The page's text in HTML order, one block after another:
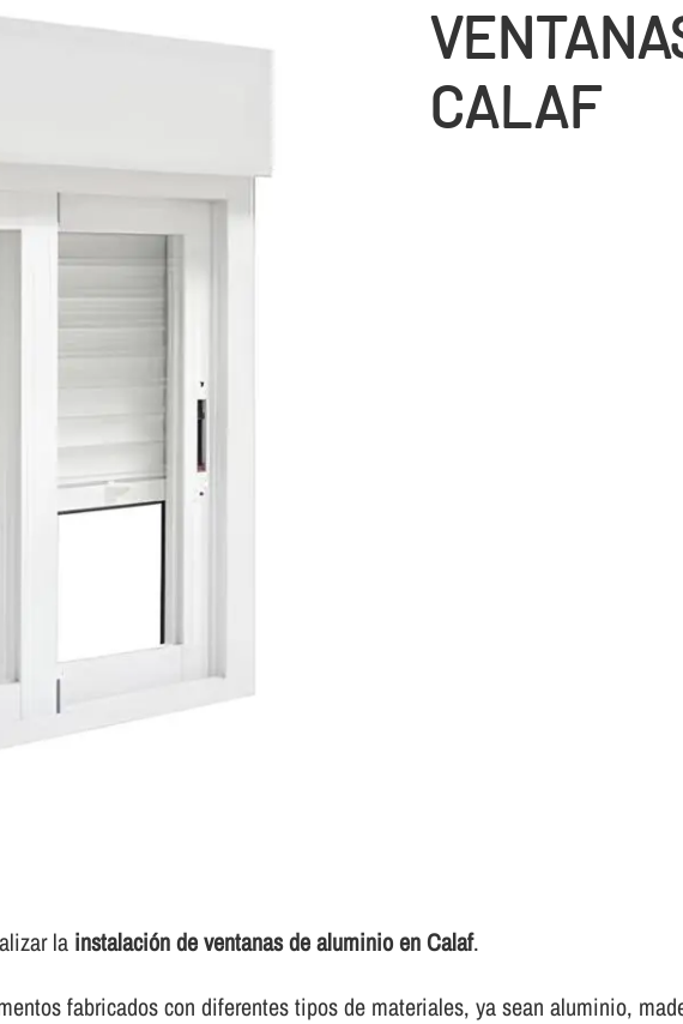
CALAF
la instalación de ventanas de aluminio en Calaf.
fabricados con diferentes tipos de materiales, ya sean aluminio,